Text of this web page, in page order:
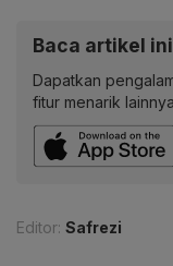
Baca artikel
Dapatkan
fitur menarik
Editor: Safrezi